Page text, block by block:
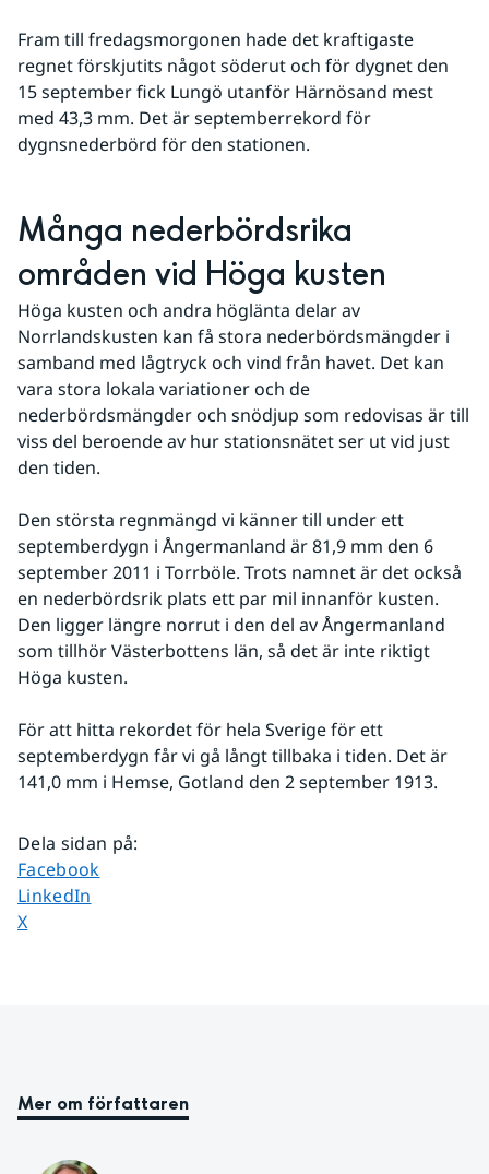
Fram till fredagsmorgonen hade det kraftigaste
regnet förskjutits något söderut och för dygnet den
15 september fick Lungö utanför Härnösand mest
med 43,3 mm. Det är septemberrekord för
dygnsnederbörd för den stationen.
Många nederbördsrika
områden vid Höga kusten
Höga kusten och andra höglänta delar av
Norrlandskusten kan få stora nederbördsmängder i
samband med lågtryck och vind från havet. Det kan
vara stora lokala variationer och de
nederbördsmängder och snödjup som redovisas är till
viss del beroende av hur stationsnätet ser ut vid just
den tiden.
Den största regnmängd vi känner till under ett
septemberdygn i Ångermanland är 81,9 mm den 6
september 2011 i Torrböle. Trots namnet är det också
en nederbördsrik plats ett par mil innanför kusten.
Den ligger längre norrut i den del av Ångermanland
som tillhör Västerbottens län, så det är inte riktigt
Höga kusten.
För att hitta rekordet för hela Sverige för ett
septemberdygn får vi gå långt tillbaka i tiden. Det är
141,0 mm i Hemse, Gotland den 2 september 1913.
Dela sidan på:
Dela sidan på
Facebook
Dela sidan på
LinkedIn
Dela sidan på
X
Mer om författaren